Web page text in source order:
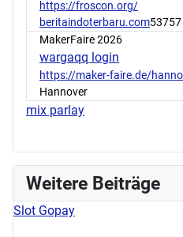
https://froscon.org/
beritaindoterbaru.com
MakerFaire 2026
wargaqq login
https://maker-faire.de/
Hannover
mix parlay
Weitere Beiträge
Slot Gopay